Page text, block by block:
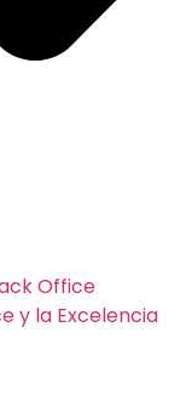
Office
y la Excelencia